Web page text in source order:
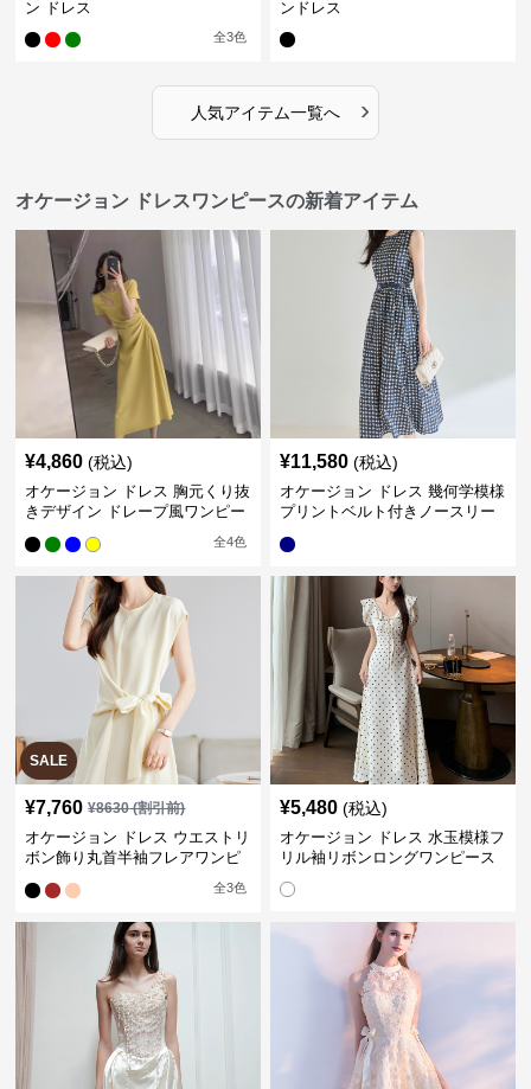
ン ドレス
全3色
ンドレス
人気アイテム一覧へ ›
オケージョン ドレスワンピースの新着アイテム
¥4,860 (税込)
オケージョン ドレス 胸元くり抜
きデザイン ドレープ風ワンピー
全4色
¥11,580 (税込)
オケージョン ドレス 幾何学模様
プリントベルト付きノースリー
SALE
¥7,760 ¥8630(割引前)
オケージョン ドレス ウエストリ
ボン飾り丸首半袖フレアワンピ
全3色
¥5,480 (税込)
オケージョン ドレス 水玉模様フ
リル袖リボンロングワンピース